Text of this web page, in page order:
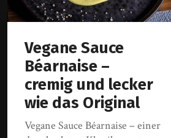
Vegane Sauce
Béarnaise –
cremig und lecker
wie das Original
Vegane Sauce Béarnaise – einer